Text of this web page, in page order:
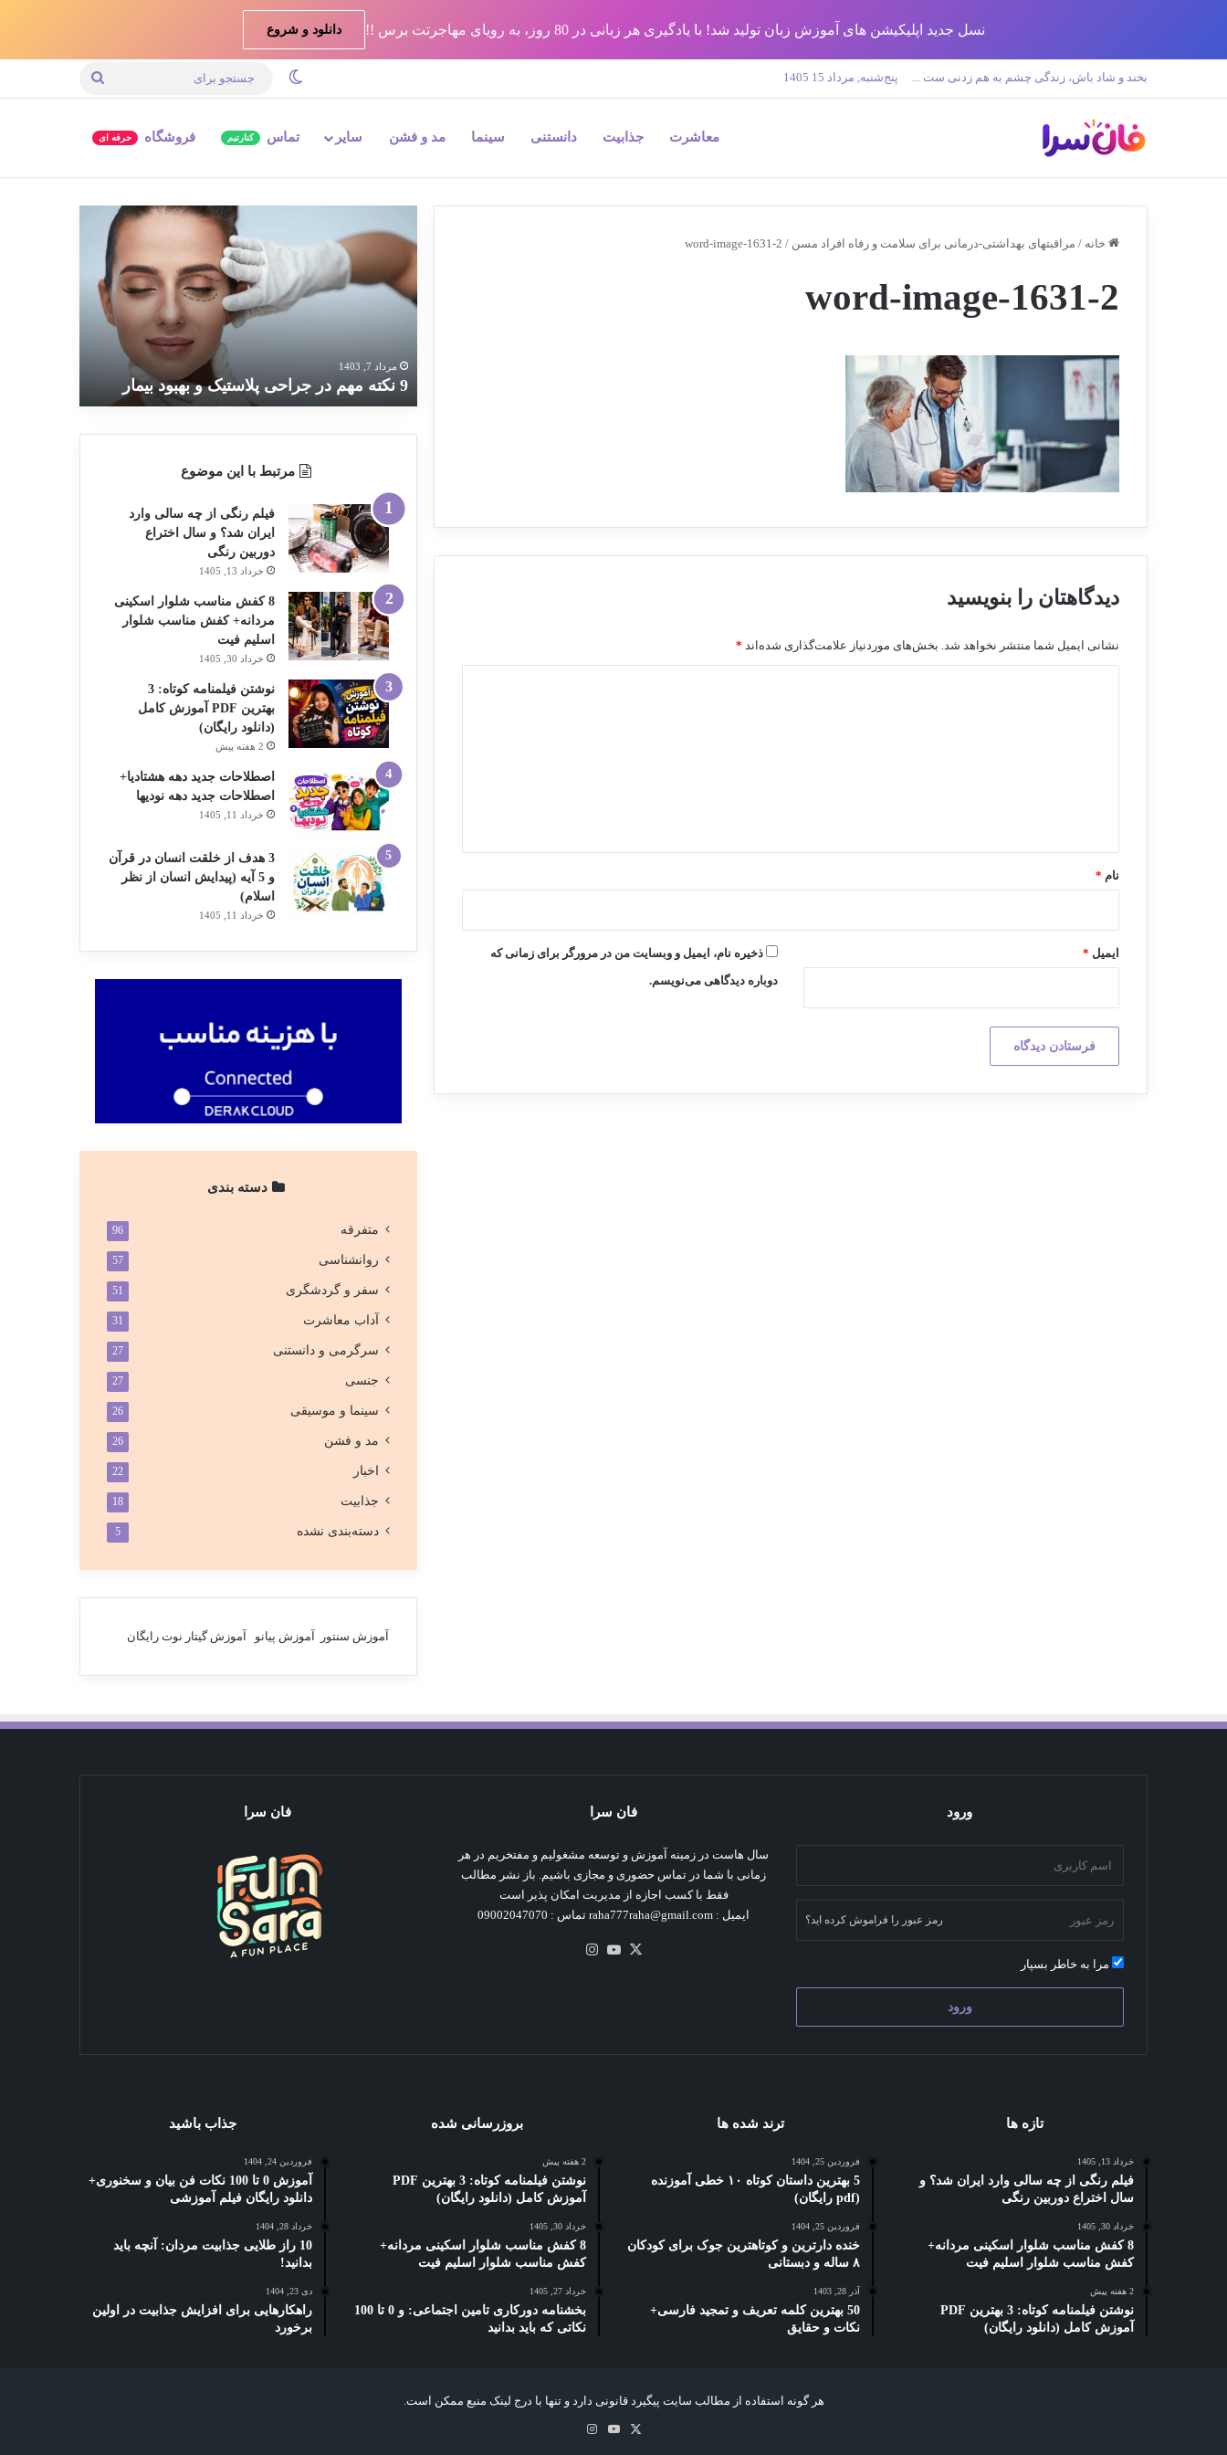
نسل جدید اپلیکیشن های آموزش زبان تولید شد! با یادگیری هر زبانی در 80 روز، به رویای مهاجرتت برس !! دانلود و شروع
بخند و شاد باش، زندگی چشم به هم زدنی ست ... پنج‌شنبه, مرداد 15 1405 تغییر پوسته جستجو
معاشرت
جذابیت دانستنی سینما مد و فشن سایر تماس کنارتیم فروشگاه حرفه ای
خانه / مراقبتهای بهداشتی-درمانی برای سلامت و رفاه افراد مسن /
word-image-1631-2
word-image-1631-2
دیدگاهتان را بنویسید
نشانی ایمیل شما منتشر نخواهد شد. بخش‌های موردنیاز علامت‌گذاری شده‌اند *
نام *
ایمیل *
ذخیره نام، ایمیل و وبسایت من در مرورگر برای زمانی که
دوباره دیدگاهی می‌نویسم.
نکته
مهم
در
جراحی
پلاستیک
بیمارمرداد 7, 1403
9 نکته مهم در جراحی پلاستیک و بهبود بیمار
مرتبط با این موضوع
فیلم رنگی از چه سالی وارد
ایران شد؟ و سال اختراع
دوربین رنگی
خرداد 13, 1405
8 کفش مناسب شلوار اسکینی
مردانه+ کفش مناسب شلوار
اسلیم فیت
خرداد 30, 1405
نوشتن فیلمنامه کوتاه: 3
بهترین PDF آموزش کامل
(دانلود رایگان)
2 هفته پیش
اصطلاحات جدید دهه هشتادیا+
اصطلاحات جدید دهه نودیها
خرداد 11, 1405
3 هدف از خلقت انسان در قرآن
و 5 آیه (پیدایش انسان از نظر
اسلام)
خرداد 11, 1405
دسته بندی
متفرقه 96
روانشناسی 57
سفر و گردشگری 51
آداب معاشرت 31
سرگرمی و دانستنی 27
جنسی 27
سینما و موسیقی 26
مد و فشن 26
اخبار 22
جذابیت 18
دسته‌بندی نشده 5
آموزش سنتور آموزش پیانو آموزش گیتار نوت رایگان
ورود
رمز عبور را فراموش کرده اید؟
مرا به خاطر بسپار
ورود
فان سرا
سال هاست در زمینه آموزش و توسعه مشغولیم و مفتخریم در هر
زمانی با شما در تماس حضوری و مجازی باشیم. باز نشر مطالب
فقط با کسب اجازه از مدیریت امکان پذیر است
ایمیل : raha777raha@gmail.com تماس : 09002047070
X یوتیوب
فان سرا
تازه ها
خرداد 13, 1405
فیلم رنگی از چه سالی وارد ایران شد؟ و
سال اختراع دوربین رنگی
خرداد 30, 1405
8 کفش مناسب شلوار اسکینی مردانه+
کفش مناسب شلوار اسلیم فیت
2 هفته پیش
نوشتن فیلمنامه کوتاه: 3 بهترین PDF
آموزش کامل (دانلود رایگان)
ترند شده ها
فروردین 25, 1404
5 بهترین داستان کوتاه ۱۰ خطی آموزنده
(pdf رایگان)
فروردین 25, 1404
خنده دارترین و کوتاهترین جوک برای کودکان
۸ ساله و دبستانی
آذر 28, 1403
50 بهترین کلمه تعریف و تمجید فارسی+
نکات و حقایق
بروزرسانی شده
2 هفته پیش
نوشتن فیلمنامه کوتاه: 3 بهترین PDF
آموزش کامل (دانلود رایگان)
خرداد 30, 1405
8 کفش مناسب شلوار اسکینی مردانه+
کفش مناسب شلوار اسلیم فیت
خرداد 27, 1405
بخشنامه دورکاری تامین اجتماعی: و 0 تا 100
نکاتی که باید بدانید
جذاب باشید
فروردین 24, 1404
آموزش 0 تا 100 نکات فن بیان و سخنوری+
دانلود رایگان فیلم آموزشی
خرداد 28, 1404
10 راز طلایی جذابیت مردان: آنچه باید
بدانید!
دی 23, 1404
راهکارهایی برای افزایش جذابیت در اولین
برخورد
هر گونه استفاده از مطالب سایت پیگیرد قانونی دارد و تنها با درج لینک منبع ممکن است.
یوتیوباینستاگرام